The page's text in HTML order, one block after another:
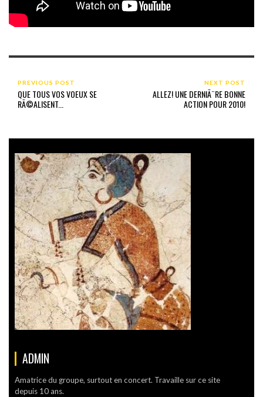
PREVIOUS POST
QUE TOUS VOS VOEUX SE
RÃ©ALISENT...
NEXT POST
ALLEZ! UNE DERNIÃ¨RE BONNE
ACTION POUR 2010!
ADMIN
Amatrice du groupe, surtout en concert. Travaille sur ce site
depuis 10 ans.